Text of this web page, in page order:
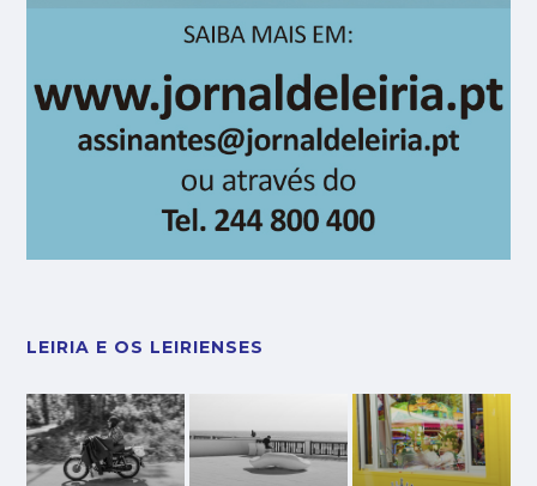
LEIRIA E OS LEIRIENSES